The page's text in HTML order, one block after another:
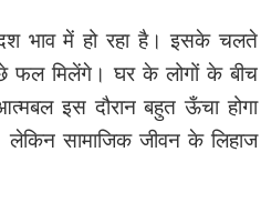
भाव में हो रहा है। इसके चलते
फल मिलेंगे। घर के लोगों के बीच
इस दौरान बहुत ऊँचा होगा
लेकिन सामाजिक जीवन के लिहाज